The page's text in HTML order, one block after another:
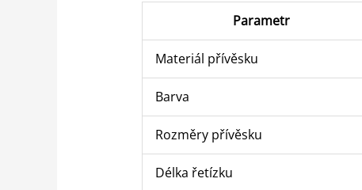
Parametr
Materiál přívěsku
Barva
Rozměry přívěsku
Délka řetízku